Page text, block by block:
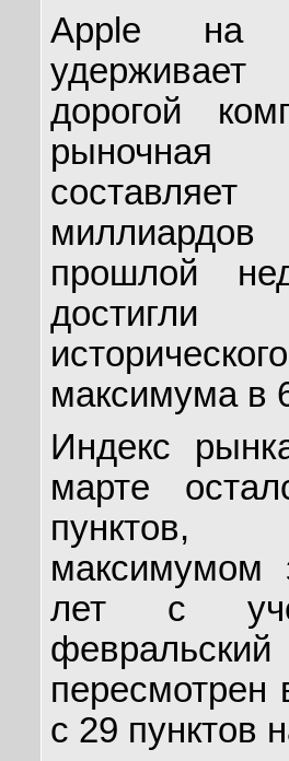
Apple на
дорогой
рыночная
прошлой
максимума в
Индекс
марте
пунктов,
максимумом
лет с
пересмотрен
с 29 пунктов